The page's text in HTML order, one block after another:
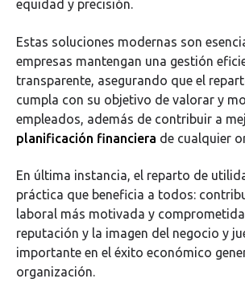
equidad y precisión.
Estas soluciones modernas son
empresas mantengan una gestión
transparente, asegurando que el
cumpla con su objetivo de valorar y
empleados, además de contribuir a
planificación financiera de cualquier
En última instancia, el reparto de
práctica que beneficia a todos:
laboral más motivada y
reputación y la imagen del negocio y
importante en el éxito económico
organización.